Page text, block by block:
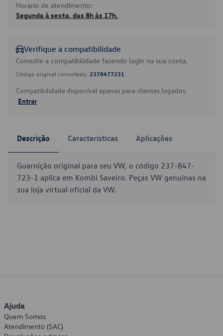
Horário de atendimento:
Segunda à sexta, das 8h às 17h.
Verifique a compatibilidade
Consulte a compatibilidade fazendo login na sua conta.
Código original consultado: 2378477231
Compatibilidade disponível apenas para clientes logados.
Entrar
Descrição Características Aplicações
Guarnição original para seu VW, o código 237-847-
723-1 aplica em Kombi Saveiro. Peças VW genuínas na
sua loja virtual oficial da VW.
Ajuda
Quem Somos
Atendimento (SAC)